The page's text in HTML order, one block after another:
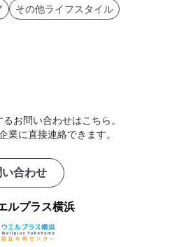
その他ライフスタイル
お問い合わせはこちら。
業に直接連絡できます。
い合わせ
ルプラス横浜